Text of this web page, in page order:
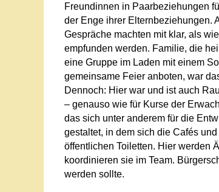
Freundinnen in Paarbeziehungen
der Enge ihrer Elternbeziehungen.
Gespräche machten mit klar, als
empfunden werden. Familie, die
eine Gruppe im Laden mit einem
gemeinsame Feier anboten, war
Dennoch: Hier war und ist auch
– genauso wie für Kurse der
das sich unter anderem für die
gestaltet, in dem sich die Cafés
öffentlichen Toiletten. Hier werden
koordinieren sie im Team.
werden sollte.